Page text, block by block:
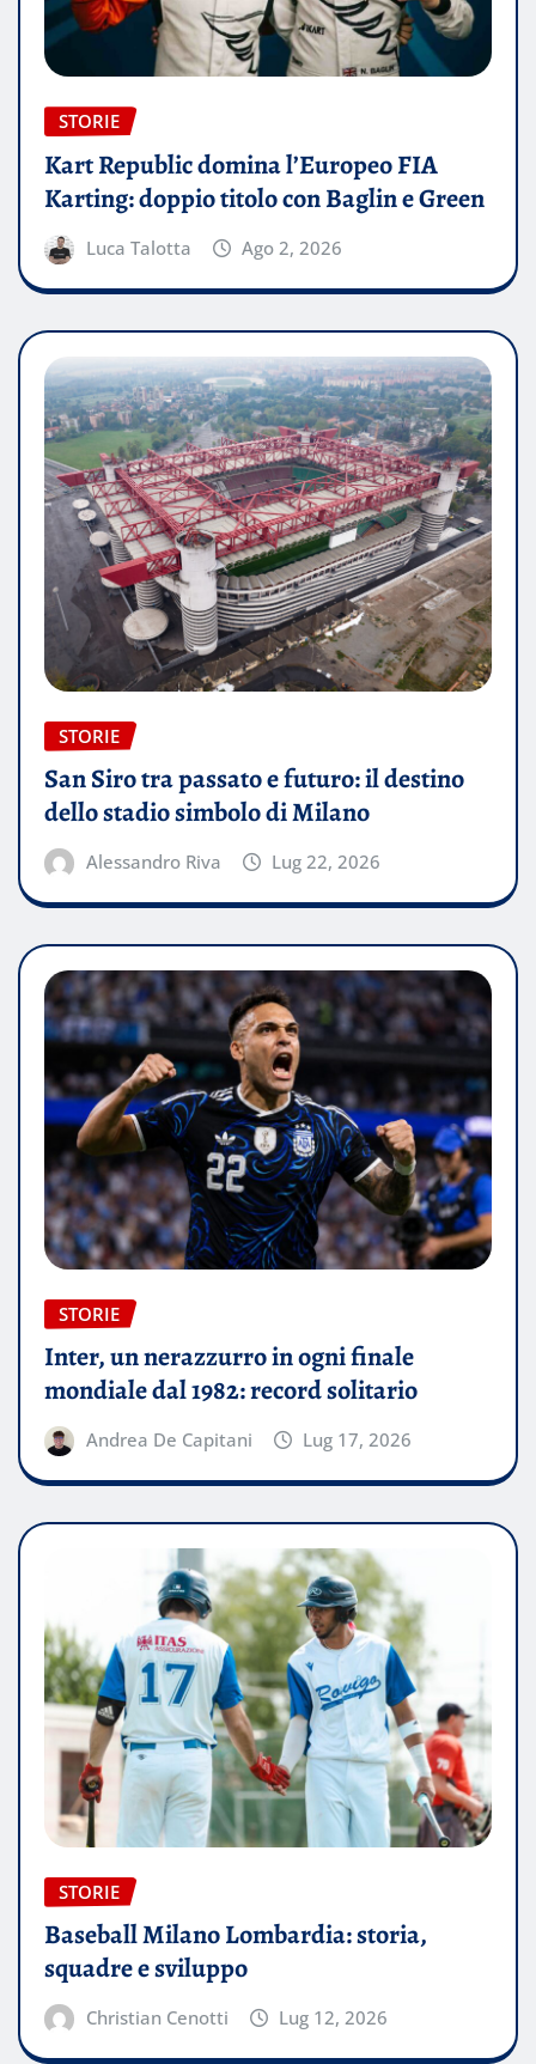
STORIE
Kart Republic domina l’Europeo FIA
Karting: doppio titolo con Baglin e Green
Luca Talotta Ago 2, 2026
STORIE
San Siro tra passato e futuro: il destino
dello stadio simbolo di Milano
Alessandro Riva Lug 22, 2026
STORIE
Inter, un nerazzurro in ogni finale
mondiale dal 1982: record solitario
Andrea De Capitani Lug 17, 2026
STORIE
Baseball Milano Lombardia: storia,
squadre e sviluppo
Christian Cenotti Lug 12, 2026